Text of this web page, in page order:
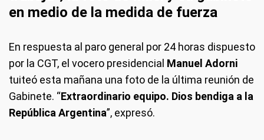
en medio de la medida de fuerza
En respuesta al paro general por 24 horas dispuesto
por la CGT, el vocero presidencial Manuel Adorni
tuiteó esta mañana una foto de la última reunión de
Gabinete. “Extraordinario equipo. Dios bendiga a la
República Argentina”, expresó.